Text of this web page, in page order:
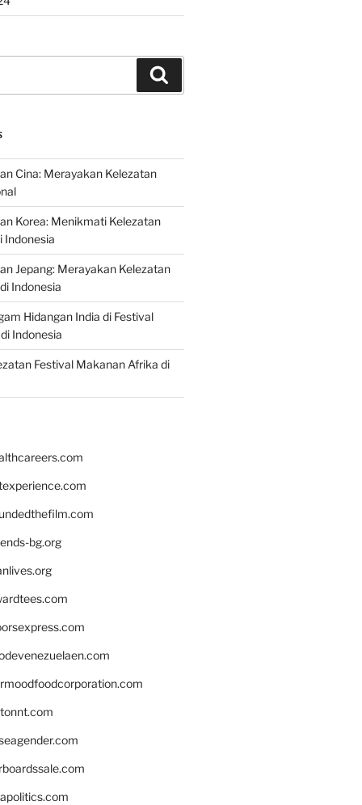
Cina: Merayakan Kelezatan
Korea: Menikmati Kelezatan
Indonesia
Jepang: Merayakan Kelezatan
Indonesia
Hidangan India di Festival
Indonesia
Festival Makanan Afrika di
bg.org